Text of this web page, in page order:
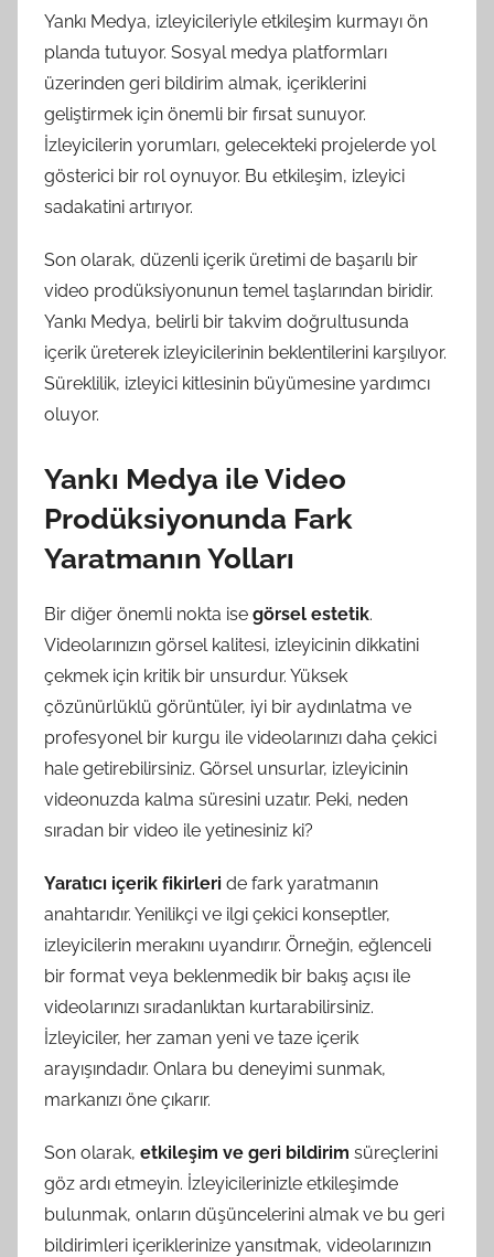
Yankı Medya, izleyicileriyle etkileşim kurmayı ön
planda tutuyor. Sosyal medya platformları
üzerinden geri bildirim almak, içeriklerini
geliştirmek için önemli bir fırsat sunuyor.
İzleyicilerin yorumları, gelecekteki projelerde yol
gösterici bir rol oynuyor. Bu etkileşim, izleyici
sadakatini artırıyor.
Son olarak, düzenli içerik üretimi de başarılı bir
video prodüksiyonunun temel taşlarından biridir.
Yankı Medya, belirli bir takvim doğrultusunda
içerik üreterek izleyicilerinin beklentilerini karşılıyor.
Süreklilik, izleyici kitlesinin büyümesine yardımcı
oluyor.
Yankı Medya ile Video
Prodüksiyonunda Fark
Yaratmanın Yolları
Bir diğer önemli nokta ise görsel estetik.
Videolarınızın görsel kalitesi, izleyicinin dikkatini
çekmek için kritik bir unsurdur. Yüksek
çözünürlüklü görüntüler, iyi bir aydınlatma ve
profesyonel bir kurgu ile videolarınızı daha çekici
hale getirebilirsiniz. Görsel unsurlar, izleyicinin
videonuzda kalma süresini uzatır. Peki, neden
sıradan bir video ile yetinesiniz ki?
Yaratıcı içerik fikirleri de fark yaratmanın
anahtarıdır. Yenilikçi ve ilgi çekici konseptler,
izleyicilerin merakını uyandırır. Örneğin, eğlenceli
bir format veya beklenmedik bir bakış açısı ile
videolarınızı sıradanlıktan kurtarabilirsiniz.
İzleyiciler, her zaman yeni ve taze içerik
arayışındadır. Onlara bu deneyimi sunmak,
markanızı öne çıkarır.
Son olarak, etkileşim ve geri bildirim süreçlerini
göz ardı etmeyin. İzleyicilerinizle etkileşimde
bulunmak, onların düşüncelerini almak ve bu geri
bildirimleri içeriklerinize yansıtmak, videolarınızın